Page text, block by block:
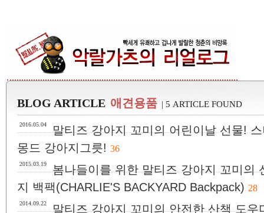
BLOG ARTICLE 애견용품 | 5 ARTICLE FOUND
2016.05.04
말티즈 강아지 꼬미의 어린이날 선물!
몽드 강아지그릇! 36
2015.03.19
봄나들이를 위한 말티즈 강아지 꼬미의
지 백팩(CHARLIE'S BACKYARD Backpack) 28
2014.09.22
말티즈 강아지 꼬미의 안전한 산책 도